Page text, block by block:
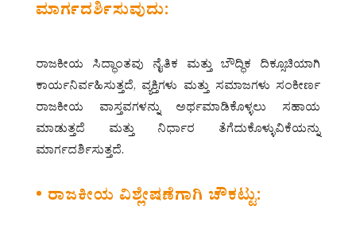
ಮಾರ್ಗದರ್ಶಿಸುವುದು:
ರಾಜಕೀಯ ಸಿದ್ಧಾಂತವು ನೈತಿಕ ಮತ್ತು ಬೌದ್ಧಿಕ ದಿಕ್ಸೂಚಿಯಾಗಿ
ಕಾರ್ಯನಿರ್ವಹಿಸುತ್ತದೆ, ವ್ಯಕ್ತಿಗಳು ಮತ್ತು ಸಮಾಜಗಳು ಸಂಕೀರ್ಣ
ರಾಜಕೀಯ ವಾಸ್ತವಗಳನ್ನು ಅರ್ಥಮಾಡಿಕೊಳ್ಳಲು ಸಹಾಯ
ಮಾಡುತ್ತದೆ ಮತ್ತು ನಿರ್ಧಾರ ತೆಗೆದುಕೊಳ್ಳುವಿಕೆಯನ್ನು
ಮಾರ್ಗದರ್ಶಿಸುತ್ತದೆ.
• ರಾಜಕೀಯ ವಿಶ್ಲೇಷಣೆಗಾಗಿ ಚೌಕಟ್ಟು: